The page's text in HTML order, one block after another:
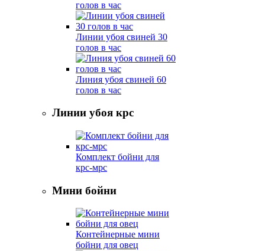
голов в час
Линии убоя свиней 30
голов в час
Линия убоя свиней 60
голов в час
Линии убоя крс
Комплект бойни для
крс-мрс
Мини бойни
Контейнерные мини
бойни для овец